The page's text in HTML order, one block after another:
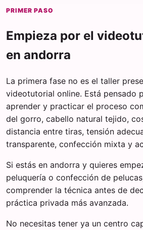
PRIMER PASO
Empieza por el
en andorra
La primera fase no es el taller
videotutorial online. Está pensado
aprender y practicar el proceso
del gorro, cabello natural tejido,
distancia entre tiras, tensión
transparente, confección mixta y
Si estás en andorra y quieres
peluquería o confección de
comprender la técnica antes de
práctica privada más avanzada.
No necesitas tener ya un centro